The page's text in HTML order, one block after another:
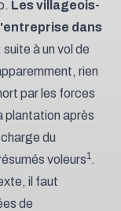
Les villageois-
dans
suite à un vol de
rien
par les forces
plantation après
du
voleurs1.
il faut
de